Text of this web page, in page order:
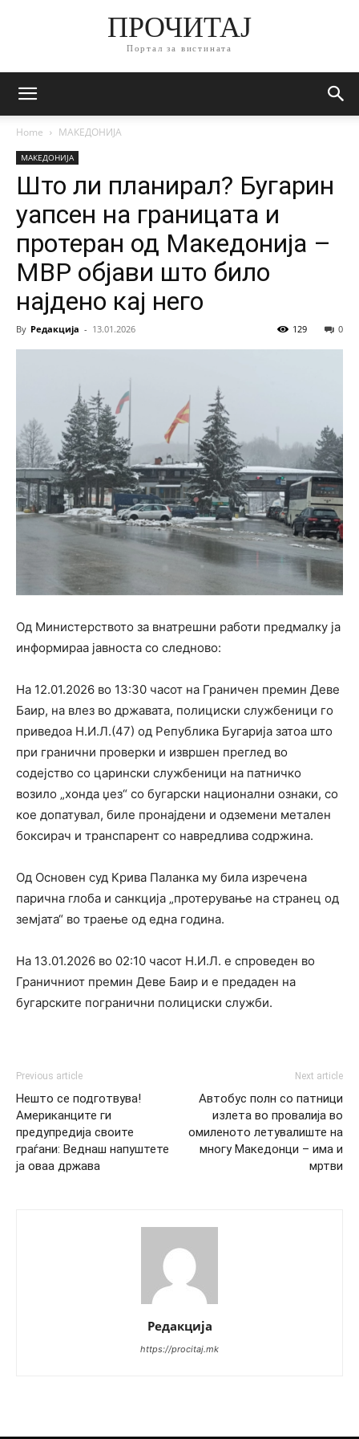
ПРОЧИТАЈ
Портал за вистината
Home МАКЕДОНИЈА
МАКЕДОНИЈА
Што ли планирал? Бугарин
уапсен на границата и
протеран од Македонија –
МВР објави што било
најдено кај него
By Редакција - 13.01.2026 0
129
Од Министерството за внатрешни работи предмалку ја
информираа јавноста со следново:
На 12.01.2026 во 13:30 часот на Граничен премин Деве
Баир, на влез во државата, полициски службеници го
приведоа Н.И.Л.(47) од Република Бугарија затоа што
при гранични проверки и извршен преглед во
содејство со царински службеници на патничко
возило „хонда џез“ со бугарски национални ознаки, со
кое допатувал, биле пронајдени и одземени метален
боксирач и транспарент со навредлива содржина.
Од Основен суд Крива Паланка му била изречена
парична глоба и санкција „протерување на странец од
земјата“ во траење од една година.
На 13.01.2026 во 02:10 часот Н.И.Л. е спроведен во
Граничниот премин Деве Баир и е предаден на
бугарските погранични полициски служби.
Previous article
Нешто се подготвува!
Американците ги
предупредија своите
граѓани: Веднаш напуштете
ја оваа држава
Next article
Автобус полн со патници
излета во провалија во
омиленото летувалиште на
многу Македонци – има и
мртви
Редакција
https://procitaj.mk